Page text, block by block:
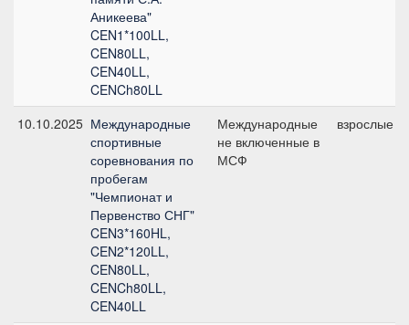
Аникеева"
CEN1*100LL,
CEN80LL,
CEN40LL,
CENCh80LL
10.10.2025 Международные
спортивные
соревнования по
пробегам
"Чемпионат и
Первенство СНГ"
CEN3*160HL,
CEN2*120LL,
CEN80LL,
CENCh80LL,
CEN40LL
Международные
не включенные в
МСФ
взрослые